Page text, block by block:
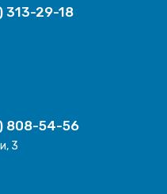
313-29-18
808-54-56
3